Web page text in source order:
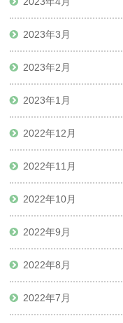
2023年3月
2023年2月
2023年1月
2022年12月
2022年11月
2022年10月
2022年9月
2022年8月
2022年7月